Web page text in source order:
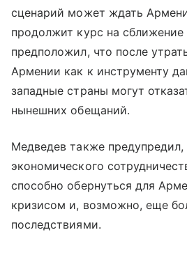
сценарий может ждать
продолжит курс на
предположил, что после
Армении как к инструменту
западные страны могут
нынешних обещаний.
Медведев также
экономического
способно обернуться для
кризисом и, возможно, еще
последствиями.